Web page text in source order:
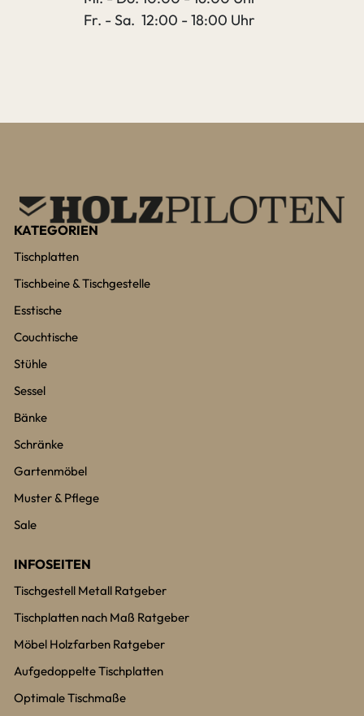
Fr. - Sa. 12:00 - 18:00 Uhr
KATEGORIEN
Tischplatten
Tischbeine & Tischgestelle
Esstische
Couchtische
Stühle
Sessel
Bänke
Schränke
Gartenmöbel
Muster & Pflege
Sale
INFOSEITEN
Tischgestell Metall Ratgeber
Tischplatten nach Maß Ratgeber
Möbel Holzfarben Ratgeber
Aufgedoppelte Tischplatten
Optimale Tischmaße